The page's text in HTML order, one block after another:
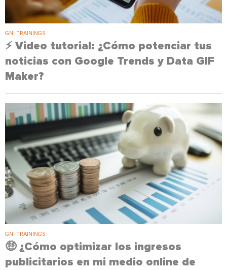
GNI TRAININGS
⚡ Video tutorial: ¿Cómo potenciar tus
noticias con Google Trends y Data GIF
Maker?
GNI TRAININGS
🤑 ¿Cómo optimizar los ingresos
publicitarios en mi medio online de